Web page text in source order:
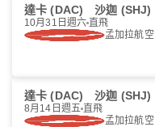
達卡 (DAC) 沙迦 (SHJ)
10月31日週六 直飛
孟加拉航空
達卡 (DAC) 沙迦 (SHJ)
8月14日週五 直飛
孟加拉航空